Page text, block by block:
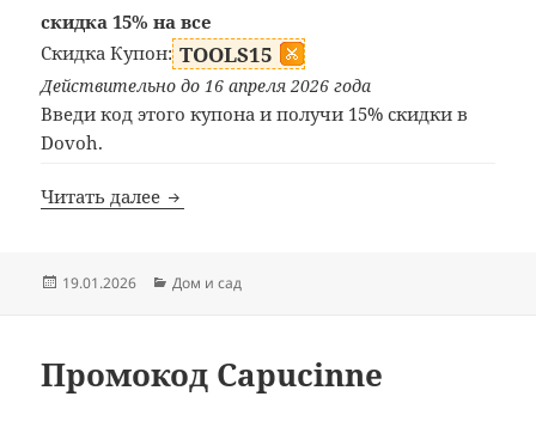
скидка 15% на все
Скидка Купон: TOOLS15
Действительно до 16 апреля 2026 года
Введи код этого купона и получи 15% скидки в
Dovoh.
Читать далее Промокод Dovoh
Опубликовано
19.01.2026 Рубрики
Дом и сад
Промокод Capucinne